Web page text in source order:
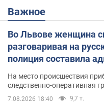
Важное
Во Львове женщина
разговаривая на
полиция составила
На место происшествия
следственно-оперативная
7.08.2026 18:40 9,7 т.